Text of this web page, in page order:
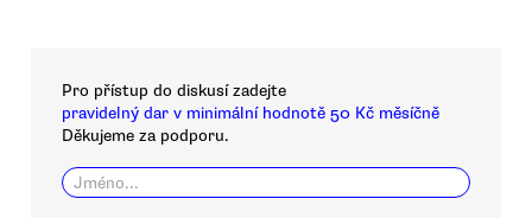
Pro přístup do diskusí zadejte
pravidelný dar v minimální hodnotě 50 Kč měsíčně
Děkujeme za podporu.